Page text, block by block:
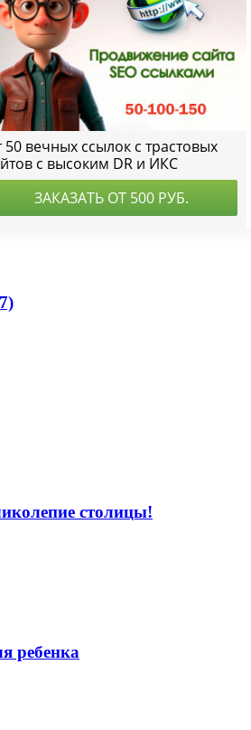
столицы!
ребенка